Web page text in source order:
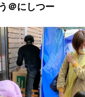
＠にしつー